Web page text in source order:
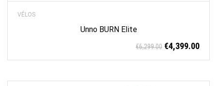
VÉLOS
Unno BURN Elite
€6,299.00 €4,399.00